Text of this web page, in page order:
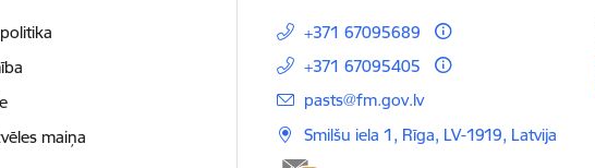
maiņa
+371 67095689
+371 67095405
E-pasts:
pasts@fm.gov.lv
Smilšu iela 1, Rīga, LV-1919, Latvija